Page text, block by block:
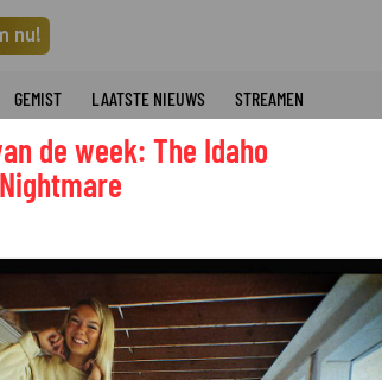
nu!
GEMIST LAATSTE NIEUWS STREAMEN
de week: The Idaho